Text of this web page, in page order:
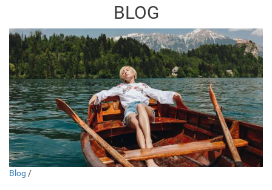
BLOG
Blog /